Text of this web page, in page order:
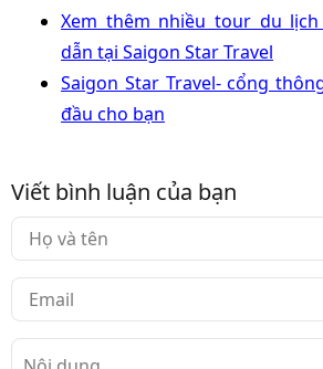
Xem thêm nhiều tour du
dẫn tại Saigon Star Travel
Saigon Star Travel- cổng
đầu cho bạn
Viết bình luận của bạn